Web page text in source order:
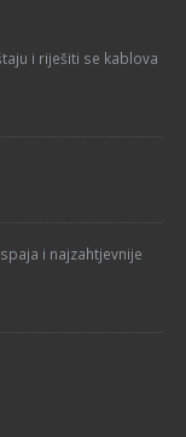
i riješiti se kablova
i najzahtjevnije